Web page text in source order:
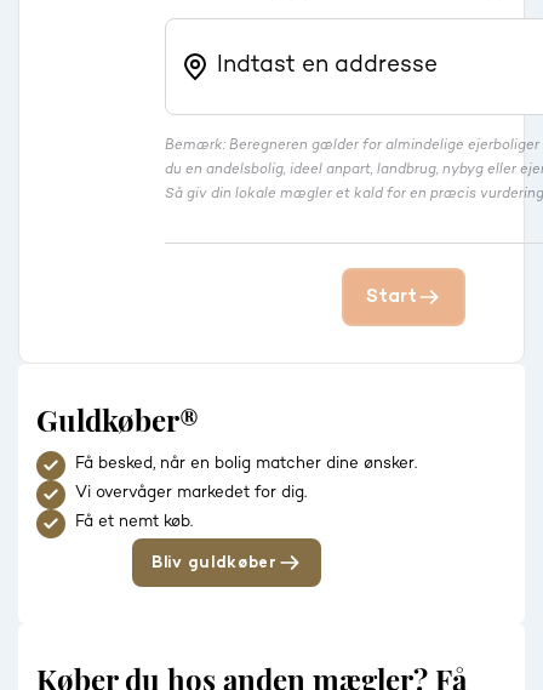
Bemærk: Beregneren gælder for almindelige ejerboliger
du en andelsbolig, ideel anpart, landbrug, nybyg eller
Så giv din lokale mægler et kald for en præcis
Start
Guldkøber®
Få besked, når en bolig matcher dine ønsker.
Vi overvåger markedet for dig.
Få et nemt køb.
Bliv guldkøber
Køber du hos anden mægler? Få